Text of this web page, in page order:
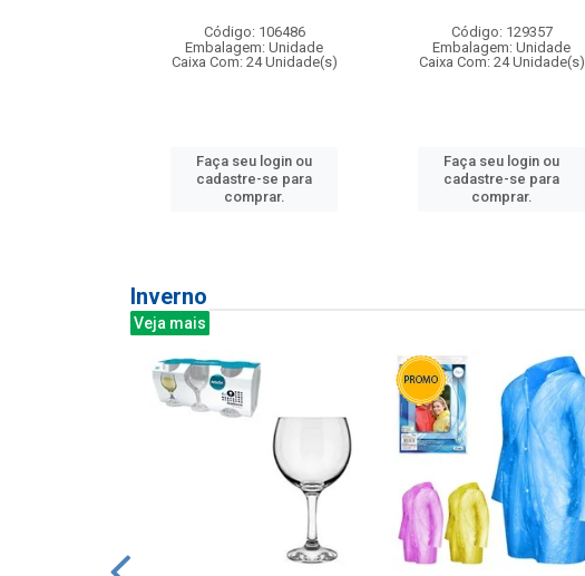
Código: 106486
Embalagem: Unidade
Caixa Com: 24 Unidade(s)
Faça seu login ou
cadastre-se para
comprar.
Código: 129357
Embalagem: Unidade
Caixa Com: 24 Unidade(s)
Faça seu login ou
cadastre-se para
comprar.
Inverno
Veja mais